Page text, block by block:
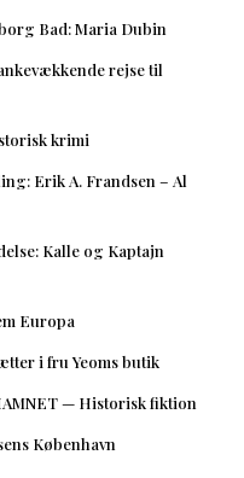
Bad: Maria Dubin
rejse til
krimi
Erik A. Frandsen – Al
Kalle og Kaptajn
Europa
i fru Yeoms butik
— Historisk fiktion
København